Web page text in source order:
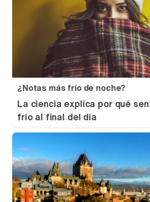
¿Notas más frío de noche?
La ciencia explica por qué
frío al final del día